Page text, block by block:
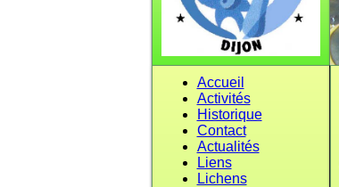
Accueil
Activités
Historique
Contact
Actualités
Liens
Lichens